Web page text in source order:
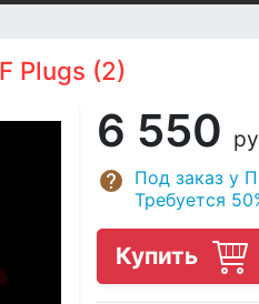
Plugs (2)
6 550
Под заказ у
Требуется
Купить